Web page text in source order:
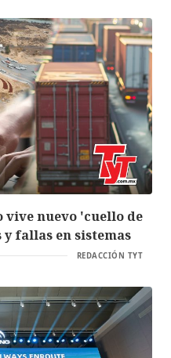
vive nuevo 'cuello de
fallas en sistemas
REDACCIÓN TYT